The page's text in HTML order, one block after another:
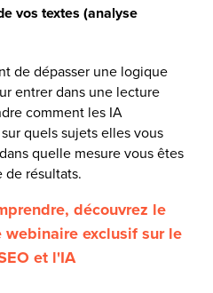
vos textes (analyse
de dépasser une logique
entrer dans une lecture
comment les IA
quels sujets elles vous
quelle mesure vous êtes
de résultats.
découvrez le
webinaire exclusif sur le
et l'IA